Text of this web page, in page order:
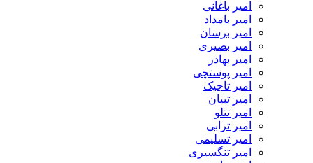
امیر باغانی
امیر بامداد
امیر برسان
امیر بصیری
امیر بهادر
امیر پوستچی
امیر تاجیک
امیر تبیان
امیر تتلو
امیر ترابی
امیر تسلیمی
امیر تنگسیری